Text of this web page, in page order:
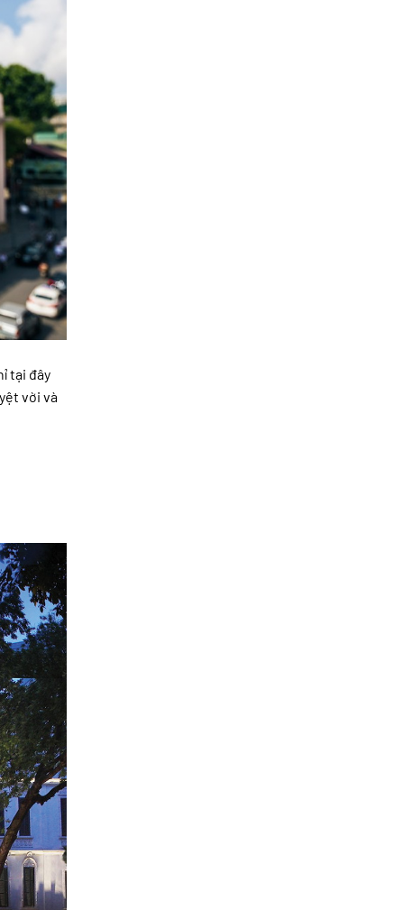
tại đây
vời và